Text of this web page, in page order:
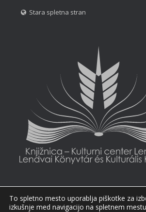
Stara spletna stran
To spletno mesto uporablja piškotke za
izkušnje med navigacijo na spletnem